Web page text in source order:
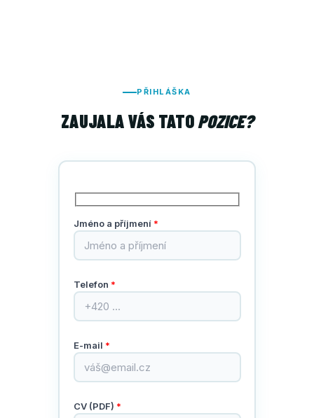
PŘIHLÁŠKA
ZAUJALA VÁS TATOPOZICE?
Jméno a příjmení *
Telefon *
E-mail *
CV (PDF) *